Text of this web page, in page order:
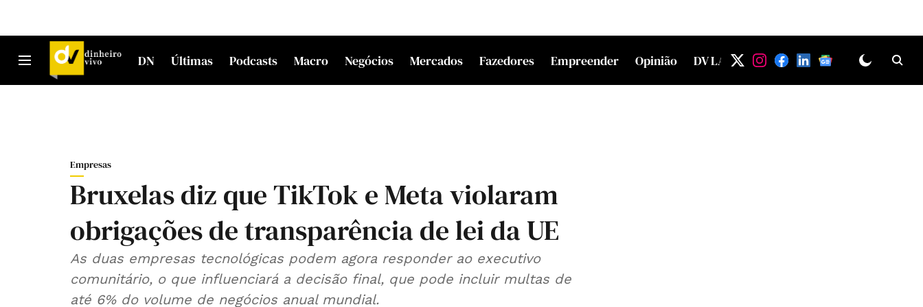
DN Últimas Podcasts Macro Negócios Mercados Fazedores Empreender Opinião DV LAB
Empresas
Bruxelas diz que TikTok e Meta violaram
obrigações de transparência de lei da UE
As duas empresas tecnológicas podem agora responder ao executivo
comunitário, o que influenciará a decisão final, que pode incluir multas de
até 6% do volume de negócios anual mundial.